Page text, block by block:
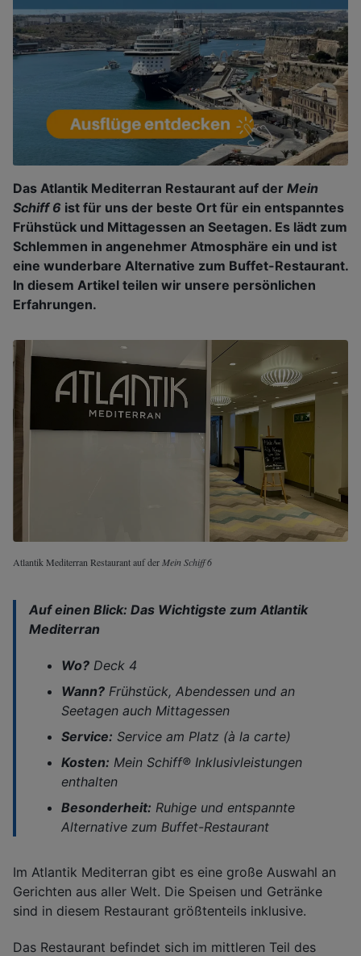
Das Atlantik Mediterran Restaurant auf der Mein
Schiff 6 ist für uns der beste Ort für ein entspanntes
Frühstück und Mittagessen an Seetagen. Es lädt zum
Schlemmen in angenehmer Atmosphäre ein und ist
eine wunderbare Alternative zum Buffet-Restaurant.
In diesem Artikel teilen wir unsere persönlichen
Erfahrungen.
Atlantik Mediterran Restaurant auf der Mein Schiff 6
Auf einen Blick: Das Wichtigste zum Atlantik
Mediterran
Wo? Deck 4
Wann? Frühstück, Abendessen und an
Seetagen auch Mittagessen
Service: Service am Platz (à la carte)
Kosten: Mein Schiff® Inklusivleistungen
enthalten
Besonderheit: Ruhige und entspannte
Alternative zum Buffet-Restaurant
Im Atlantik Mediterran gibt es eine große Auswahl an
Gerichten aus aller Welt. Die Speisen und Getränke
sind in diesem Restaurant größtenteils inklusive.
Das Restaurant befindet sich im mittleren Teil des